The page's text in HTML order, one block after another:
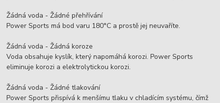
Žádná voda - Žádné přehřívání
Power Sports má bod varu 180°C a prostě jej neuvaříte.
Žádná voda - Žádná koroze
Voda obsahuje kyslík, který napomáhá korozi. Power Sports
eliminuje korozi a elektrolytickou korozi.
Žádná voda - Žádné tlakování
Power Sports přispívá k menšímu tlaku v chladícím systému, čímž